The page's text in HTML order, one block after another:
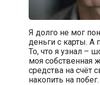
Я долго не мог
деньги с карты. А
То, что я узнал –
моя собственная
средства на счёт
накопить на побег.